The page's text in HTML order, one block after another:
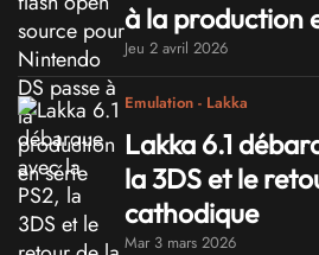
à la production
Jeu 2 avril 2026
Emulation - Lakka
Lakka 6.1
la 3DS et le
cathodique
Mar 3 mars 2026